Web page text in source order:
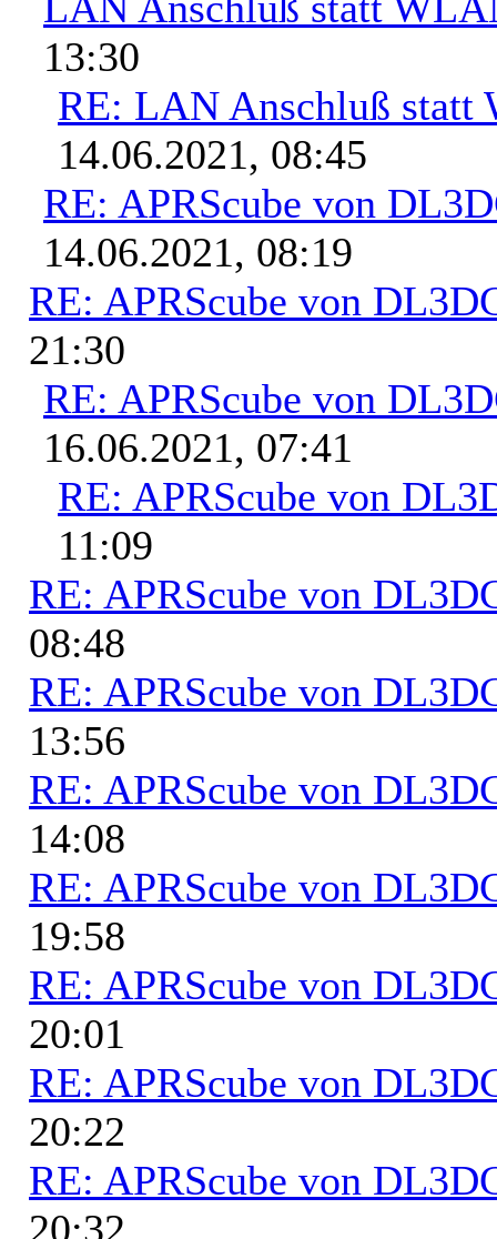
13:30
RE: LAN Anschluß statt
14.06.2021, 08:45
RE: APRScube von
14.06.2021, 08:19
RE: APRScube von
21:30
RE: APRScube von
16.06.2021, 07:41
RE: APRScube von
11:09
RE: APRScube von
08:48
RE: APRScube von
13:56
RE: APRScube von
14:08
RE: APRScube von
19:58
RE: APRScube von
20:01
RE: APRScube von
20:22
RE: APRScube von
20:32